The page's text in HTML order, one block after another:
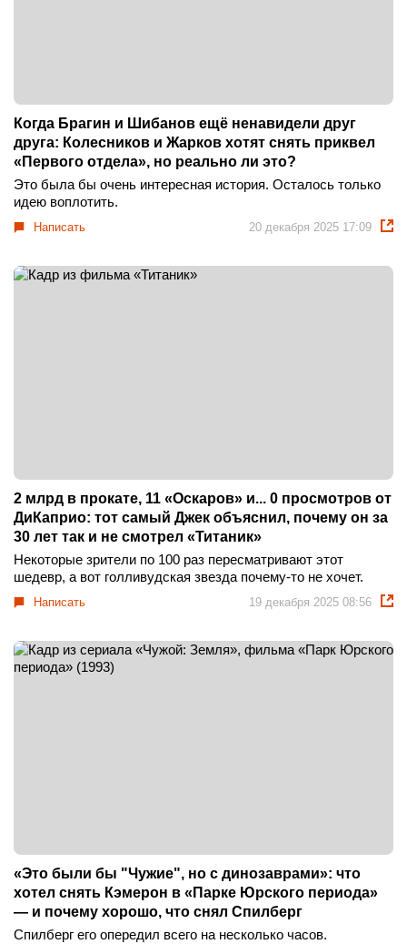
Когда Брагин и Шибанов ещё ненавидели друг
друга: Колесников и Жарков хотят снять приквел
«Первого отдела», но реально ли это?
Это была бы очень интересная история. Осталось только
идею воплотить.
Написать 20 декабря 2025 17:09
2 млрд в прокате, 11 «Оскаров» и... 0 просмотров от
ДиКаприо: тот самый Джек объяснил, почему он за
30 лет так и не смотрел «Титаник»
Некоторые зрители по 100 раз пересматривают этот
шедевр, а вот голливудская звезда почему-то не хочет.
Написать 19 декабря 2025 08:56
«Это были бы "Чужие", но с динозаврами»: что
хотел снять Кэмерон в «Парке Юрского периода»
— и почему хорошо, что снял Спилберг
Спилберг его опередил всего на несколько часов.